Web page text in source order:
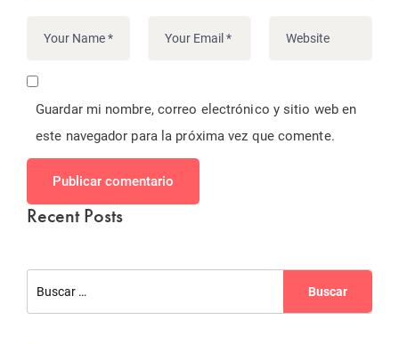
Guardar mi nombre, correo electrónico y sitio web en
este navegador para la próxima vez que comente.
Publicar comentario
Recent Posts